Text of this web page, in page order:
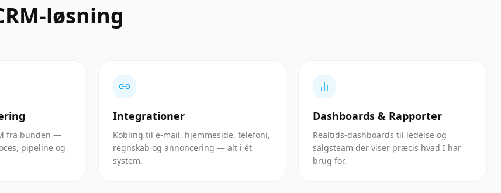
løsning
fra bunden —
pipeline og
Integrationer
Kobling til e-mail, hjemmeside, telefoni,
regnskab og annoncering — alt i ét
system.
Dashboards & Rapporter
Realtids-dashboards til ledelse og
salgsteam der viser præcis hvad I har
brug for.